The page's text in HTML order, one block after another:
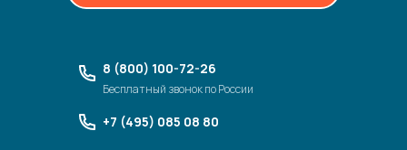
8 (800) 100-72-26
Бесплатный звонок по России
+7 (495) 085 08 80